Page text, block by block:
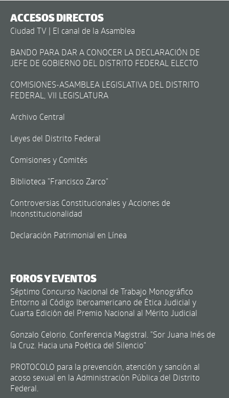
ACCESOS DIRECTOS
Ciudad TV | El canal de la Asamblea
BANDO PARA DAR A CONOCER LA DECLARACIÓN DE
JEFE DE GOBIERNO DEL DISTRITO FEDERAL ELECTO
COMISIONES-ASAMBLEA LEGISLATIVA DEL DISTRITO
FEDERAL, VII LEGISLATURA
Archivo Central
Leyes del Distrito Federal
Comisiones y Comités
Biblioteca "Francisco Zarco"
Controversias Constitucionales y Acciones de
Inconstitucionalidad
Declaración Patrimonial en Línea
FOROS Y EVENTOS
Séptimo Concurso Nacional de Trabajo Monográfico
Entorno al Código Iberoamericano de Ética Judicial y
Cuarta Edición del Premio Nacional al Mérito Judicial
Gonzalo Celorio. Conferencia Magistral. "Sor Juana Inés de
la Cruz. Hacia una Poética del Silencio"
PROTOCOLO para la prevención, atención y sanción al
acoso sexual en la Administración Pública del Distrito
Federal.